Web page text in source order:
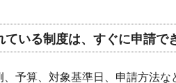
いる制度は、すぐに申請で
予算、対象基準日、申請方法